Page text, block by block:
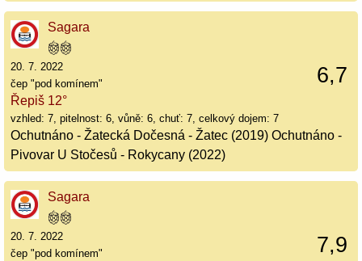
Sagara
6,7
20. 7. 2022
čep "pod komínem"
Řepiš 12°
vzhled: 7, pitelnost: 6, vůně: 6, chuť: 7, celkový dojem: 7
Ochutnáno - Žatecká Dočesná - Žatec (2019) Ochutnáno -
Pivovar U Stočesů - Rokycany (2022)
Sagara
7,9
20. 7. 2022
čep "pod komínem"